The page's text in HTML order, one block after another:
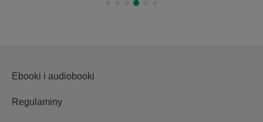
Ebooki i audiobooki
Regulaminy